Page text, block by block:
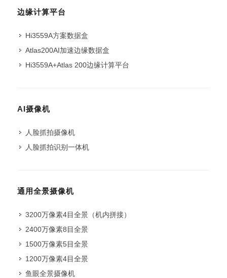
边缘计算平台
Hi3559A方案数据盒
Atlas200AI加速边缘数据盒
Hi3559A+Atlas 200边缘计算平台
AI摄像机
人脸抓拍摄像机
人脸抓拍识别一体机
通用全景摄像机
3200万像素4目全景（机内拼接）
2400万像素8目全景
1500万像素5目全景
1200万像素4目全景
鱼眼全景摄像机